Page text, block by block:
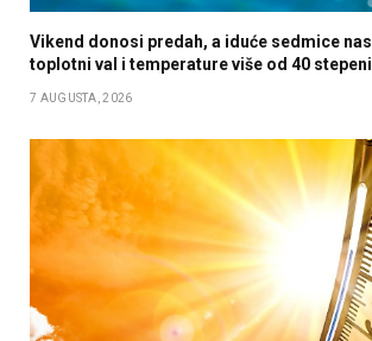
Vikend donosi predah, a iduće sedmice
toplotni val i temperature više od 40 stepeni
7 AUGUSTA, 2026